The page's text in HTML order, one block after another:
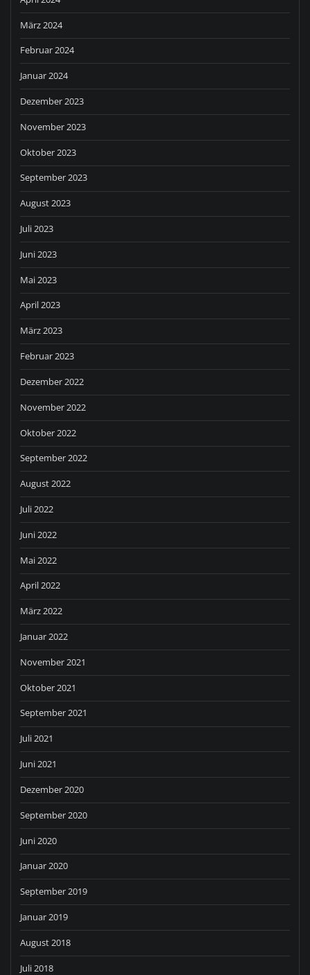
März 2024
Februar 2024
Januar 2024
Dezember 2023
November 2023
Oktober 2023
September 2023
August 2023
Juli 2023
Juni 2023
Mai 2023
April 2023
März 2023
Februar 2023
Dezember 2022
November 2022
Oktober 2022
September 2022
August 2022
Juli 2022
Juni 2022
Mai 2022
April 2022
März 2022
Januar 2022
November 2021
Oktober 2021
September 2021
Juli 2021
Juni 2021
Dezember 2020
September 2020
Juni 2020
Januar 2020
September 2019
Januar 2019
August 2018
Juli 2018